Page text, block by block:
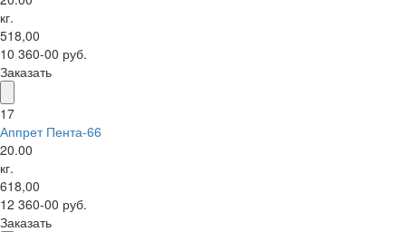
кг.
518,00
10 360-00 руб.
Заказать
17
Аппрет Пента-66
20.00
кг.
618,00
12 360-00 руб.
Заказать